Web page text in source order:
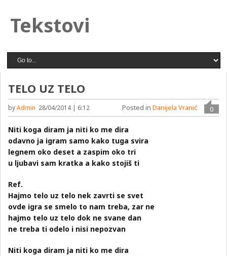
Tekstovi
TELO UZ TELO
byAdmin 28/04/2014 | 6:12 0
Posted in Danijela Vranić
Niti koga diram ja niti ko me dira
odavno ja igram samo kako tuga svira
legnem oko deset a zaspim oko tri
u ljubavi sam kratka a kako stojiš ti
Ref.
Hajmo telo uz telo nek zavrti se svet
ovde igra se smelo to nam treba, zar ne
hajmo telo uz telo dok ne svane dan
ne treba ti odelo i nisi nepozvan
Niti koga diram ja niti ko me dira